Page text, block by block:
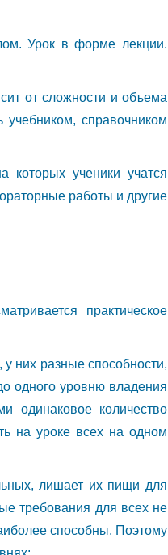
Урок в форме лекции.
от сложности и объема
учебником, справочником
ученики учатся
работы и другие
практическое
них разные способности,
одного уровню владения
одинаковое количество
на уроке всех на одном
лишает их пищи для
требования для всех не
способны. Поэтому